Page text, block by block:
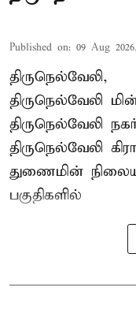
Published on: 09 Aug
திருநெல்வேலி,
திருநெல்வேலி
திருநெல்வேலி
திருநெல்வேலி
துணைமின்
பகுதிகளில்